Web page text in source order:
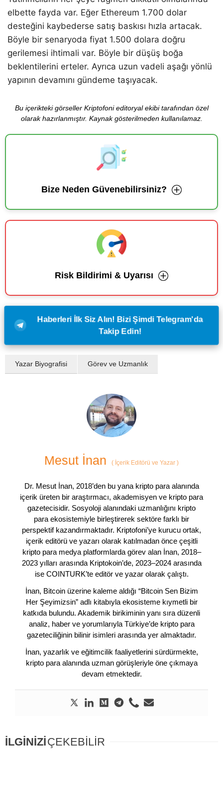
elbette fayda var. Eğer Ethereum 1.700 dolar
desteğini kaybederse satış baskısı hızla artacak.
Böyle bir senaryoda fiyat 1.500 dolara doğru
gerilemesi ihtimali var. Böyle bir düşüş boğa
beklentilerini erteler. Ayrıca uzun vadeli aşağı yönlü
yapının devamını gündeme taşıyacak.
Bu içerikteki görseller Kriptofoni editoryal ekibi tarafından özel
olarak hazırlanmıştır. Kaynak gösterilmeden kullanılamaz.
Bize Neden Güvenebilirsiniz?
Risk Bildirimi & Uyarısı
Haberleri İlk Siz Alın! Bizi Şimdi Telegram'da
Takip Edin!
Yazar Biyografisi Görev ve Uzmanlık
Mesut İnan ( İçerik Editörü ve Yazar )
Dr. Mesut İnan, 2018’den bu yana kripto para alanında
içerik üreten bir araştırmacı, akademisyen ve kripto para
gazetecisidir. Sosyoloji alanındaki uzmanlığını kripto
para ekosistemiyle birleştirerek sektöre farklı bir
perspektif kazandırmaktadır. Kriptofoni’ye kurucu ortak,
içerik editörü ve yazarı olarak katılmadan önce çeşitli
kripto para medya platformlarda görev alan İnan, 2018–
2023 yılları arasında Kriptokoin’de, 2023–2024 arasında
ise COINTURK’te editör ve yazar olarak çalıştı.
İnan, Bitcoin üzerine kaleme aldığı “Bitcoin Sen Bizim
Her Şeyimizsin” adlı kitabıyla ekosisteme kıymetli bir
katkıda bulundu. Akademik birikiminin yanı sıra düzenli
analiz, haber ve yorumlarıyla Türkiye’de kripto para
gazeteciliğinin bilinir isimleri arasında yer almaktadır.
İnan, yazarlık ve eğitimcilik faaliyetlerini sürdürmekte,
kripto para alanında uzman görüşleriyle öne çıkmaya
devam etmektedir.
İLGİNİZİÇEKEBİLİR